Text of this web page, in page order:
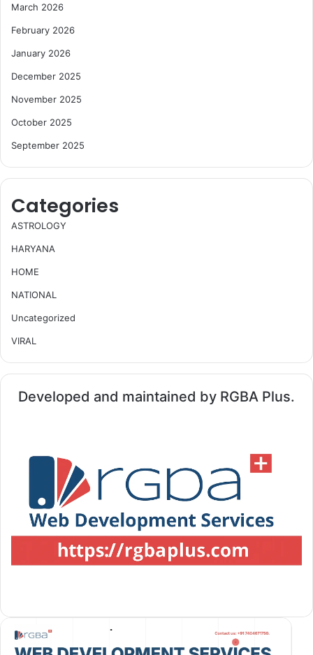
March 2026
February 2026
January 2026
December 2025
November 2025
October 2025
September 2025
Categories
ASTROLOGY
HARYANA
HOME
NATIONAL
Uncategorized
VIRAL
Developed and maintained by RGBA Plus.